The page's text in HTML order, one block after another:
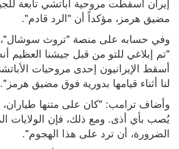
مضيق هرمز، مؤكداً أن "الرد قادم".
لنا أثناء قيامها بدورية فوق مضيق هرمز".
الضرورة، أن ترد على هذا الهجوم".